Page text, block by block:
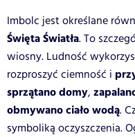
Imbolc jest określane
Święta Światła. To
wiosny. Ludność
rozproszyć ciemność i
sprzątano domy,
obmywano ciało wodą.
symboliką oczyszczenia.